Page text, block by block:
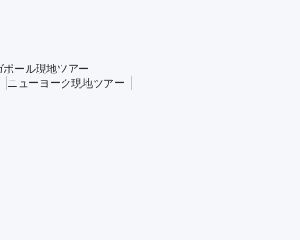
ポール現地ツアー
ニューヨーク現地ツアー